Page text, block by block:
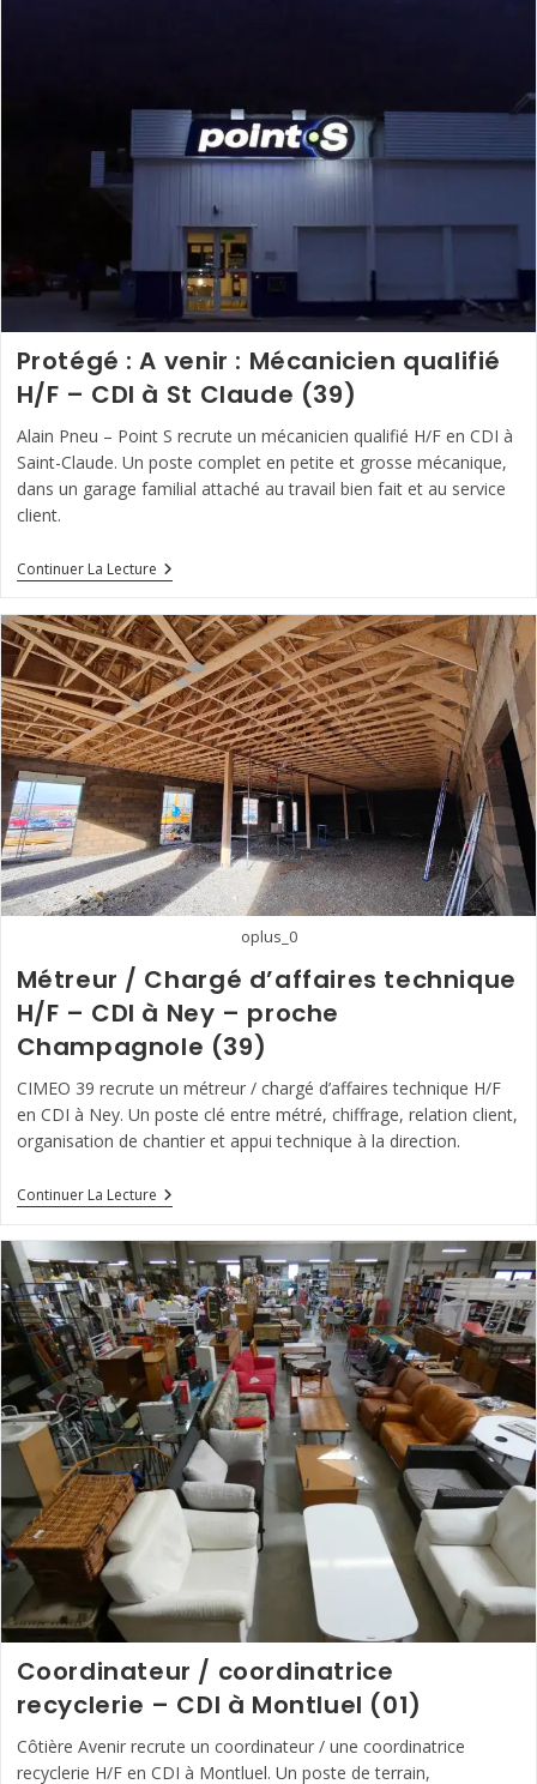
Oyonnax
Protégé : A venir : Mécanicien qualifié
H/F – CDI à St Claude (39)
Alain Pneu – Point S recrute un mécanicien qualifié H/F en CDI à
Saint-Claude. Un poste complet en petite et grosse mécanique,
dans un garage familial attaché au travail bien fait et au service
client.
Continuer La LectureProtégé :
A
:
Mécanicien
Qualifié
H/F
–
CDI
À
St
Claude
(39)
oplus_0
Métreur / Chargé d’affaires technique
H/F – CDI à Ney – proche
Champagnole (39)
CIMEO 39 recrute un métreur / chargé d’affaires technique H/F
en CDI à Ney. Un poste clé entre métré, chiffrage, relation client,
organisation de chantier et appui technique à la direction.
Continuer La LectureMétreur
/
D’affaires
Technique
H/F
–
CDI
À
Ney
–
Proche
Champagnole
(39)
Coordinateur / coordinatrice
recyclerie – CDI à Montluel (01)
Côtière Avenir recrute un coordinateur / une coordinatrice
recyclerie H/F en CDI à Montluel. Un poste de terrain,